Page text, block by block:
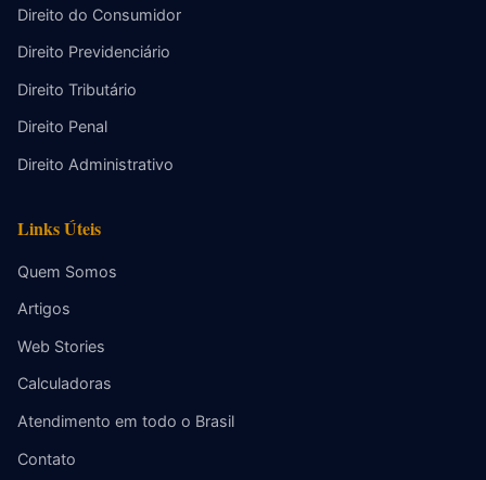
Direito do Consumidor
Direito Previdenciário
Direito Tributário
Direito Penal
Direito Administrativo
Links Úteis
Quem Somos
Artigos
Web Stories
Calculadoras
Atendimento em todo o Brasil
Contato